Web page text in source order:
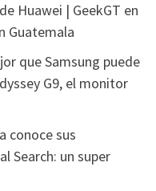
Huawei | GeekGT en
Guatemala
que Samsung puede
G9, el monitor
conoce sus
Search: un super